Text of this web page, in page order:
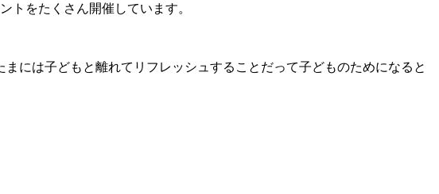
トをたくさん開催しています。
まには子どもと離れてリフレッシュすることだって子どものためになると